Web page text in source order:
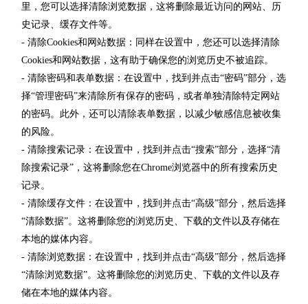
里，您可以选择清除浏览数据，这将删除最近访问的网站、历
史记录、缓存文件等。
- 清除Cookies和网站数据：同样在设置中，您还可以选择清除
Cookies和网站数据，这有助于确保您的浏览历史不被追踪。
- 清除密码和表单数据：在设置中，找到并点击“密码”部分，选
择“管理密码”来清除所有保存的密码，或者单独清除特定网站
的密码。此外，还可以清除表单数据，以减少敏感信息被收集
的风险。
- 清除搜索记录：在设置中，找到并点击“搜索”部分，选择“清
除搜索记录”，这将删除您在Chrome浏览器中的所有搜索历史
记录。
- 清除缓存文件：在设置中，找到并点击“高级”部分，然后选择
“清除数据”。这将删除您的浏览历史、下载的文件以及存储在
本地的媒体内容。
- 清除浏览数据：在设置中，找到并点击“高级”部分，然后选择
“清除浏览数据”。这将删除您的浏览历史、下载的文件以及存
储在本地的媒体内容。